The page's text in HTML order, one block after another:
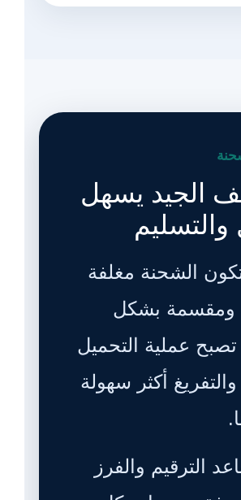
الجيد يسهل
والتسليم
الشحنة مغلفة
ومقسمة بشكل
عملية التحميل
أكثر سهولة
الترقيم والفرز